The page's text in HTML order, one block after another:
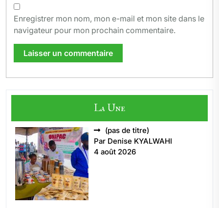
Enregistrer mon nom, mon e-mail et mon site dans le
navigateur pour mon prochain commentaire.
La Une
(pas de titre)
5496
Par Denise KYALWAHI
4 août 2026